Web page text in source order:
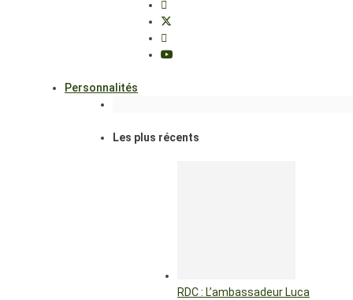
Personnalités
Les plus récents
RDC : L’ambassadeur Luca